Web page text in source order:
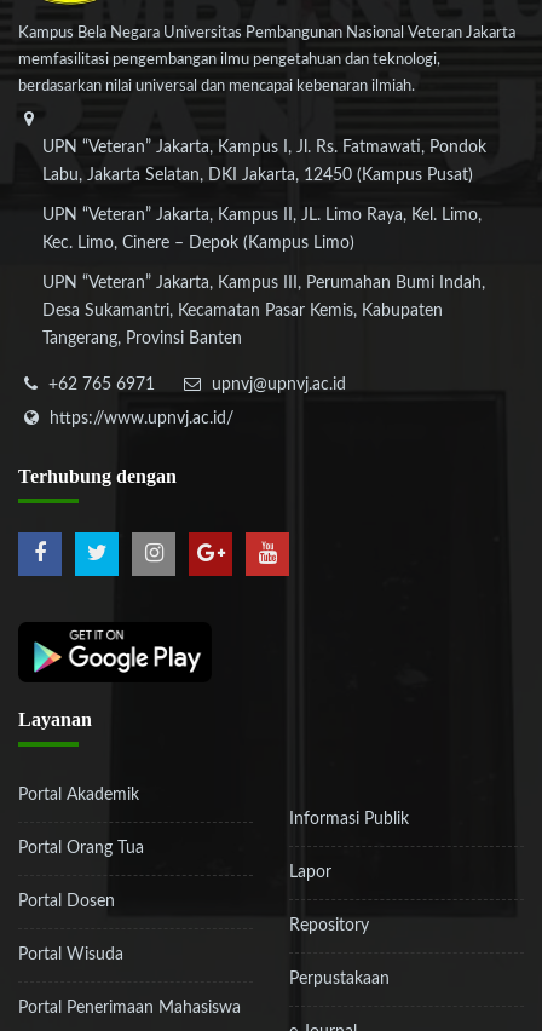
Kampus Bela Negara Universitas Pembangunan Nasional Veteran Jakarta
memfasilitasi pengembangan ilmu pengetahuan dan teknologi,
berdasarkan nilai universal dan mencapai kebenaran ilmiah.
UPN “Veteran” Jakarta, Kampus I, Jl. Rs. Fatmawati, Pondok
Labu, Jakarta Selatan, DKI Jakarta, 12450 (Kampus Pusat)
UPN “Veteran” Jakarta, Kampus II, JL. Limo Raya, Kel. Limo,
Kec. Limo, Cinere – Depok (Kampus Limo)
UPN “Veteran” Jakarta, Kampus III, Perumahan Bumi Indah,
Desa Sukamantri, Kecamatan Pasar Kemis, Kabupaten
Tangerang, Provinsi Banten
+62 765 6971
upnvj@upnvj.ac.id
https://www.upnvj.ac.id/
Terhubung dengan
Layanan
Portal Akademik
Portal Orang Tua
Portal Dosen
Portal Wisuda
Portal Penerimaan Mahasiswa
Informasi Publik
Lapor
Repository
Perpustakaan